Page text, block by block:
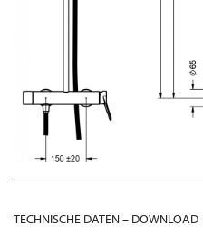
TECHNISCHE DATEN – DOWNLOAD